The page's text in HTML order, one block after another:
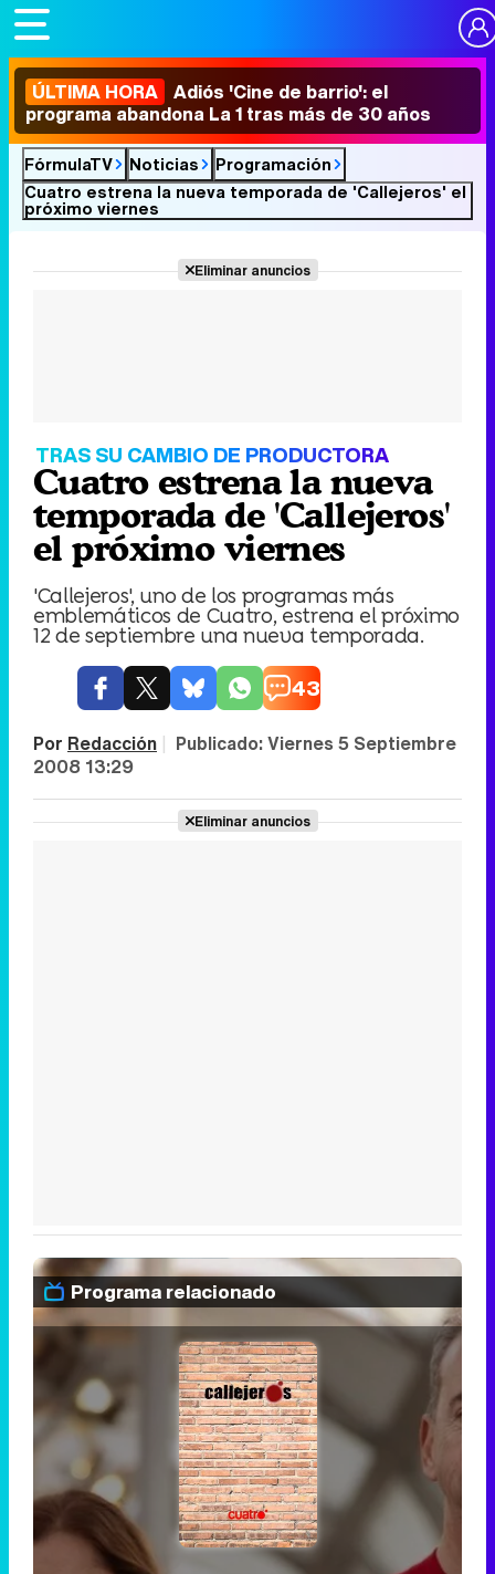
ÚLTIMA HORA Adiós 'Cine de barrio': el
programa abandona La 1 tras más de 30 años
FórmulaTV Noticias
Programación
Cuatro estrena la nueva temporada de 'Callejeros' el
próximo viernes
Eliminar anuncios
TRAS SU CAMBIO DE PRODUCTORA
Cuatro estrena la nueva
temporada de 'Callejeros'
el próximo viernes
'Callejeros', uno de los programas más
emblemáticos de Cuatro, estrena el próximo
12 de septiembre una nueva temporada.
43
Por Redacción | Publicado:Viernes 5 Septiembre
2008 13:29
Eliminar anuncios
Programa relacionado